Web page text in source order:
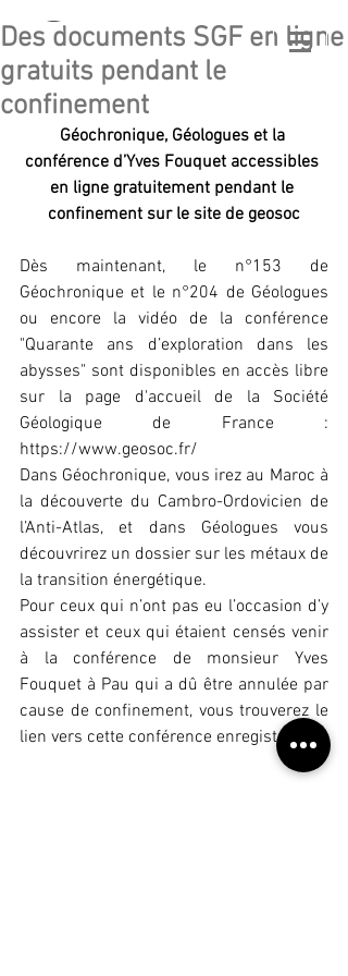
GÉOLATITUDE
GEOLOGICAL ASSOCIATION
Des documents SGF en ligne
gratuits pendant le
confinement
Géochronique, Géologues et la
conférence d’Yves Fouquet accessibles
en ligne gratuitement pendant le
confinement sur le site de geosoc
Dès maintenant, le n°153 de
Géochronique et le n°204 de Géologues
ou encore la vidéo de la conférence
"Quarante ans d’exploration dans les
abysses" sont disponibles en accès libre
sur la page d'accueil de la Société
Géologique de France :
https://www.geosoc.fr/
Dans Géochronique, vous irez au Maroc à
la découverte du Cambro-Ordovicien de
l’Anti-Atlas, et dans Géologues vous
découvrirez un dossier sur les métaux de
la transition énergétique.
Pour ceux qui n’ont pas eu l’occasion d’y
assister et ceux qui étaient censés venir
à la conférence de monsieur Yves
Fouquet à Pau qui a dû être annulée par
cause de confinement, vous trouverez le
lien vers cette conférence enregistrée.